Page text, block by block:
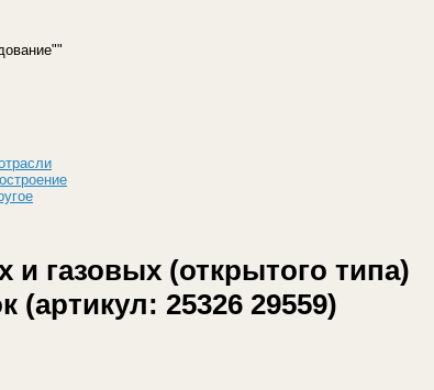
газовых (открытого типа)
(артикул: 25326 29559)